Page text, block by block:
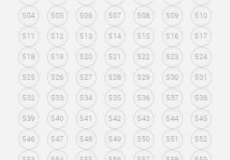
504 505 506 507 508 509 510
511 512 513 514 515 516 517
518 519 520 521 522 523 524
525 526 527 528 529 530 531
532 533 534 535 536 537 538
539 540 541 542 543 544 545
546 547 548 549 550 551 552